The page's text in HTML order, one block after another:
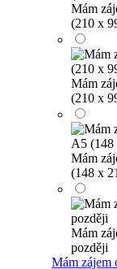
Mám
(210 x
Mám
(210 x
Mám
(148 x
Mám
později
Mám zájem